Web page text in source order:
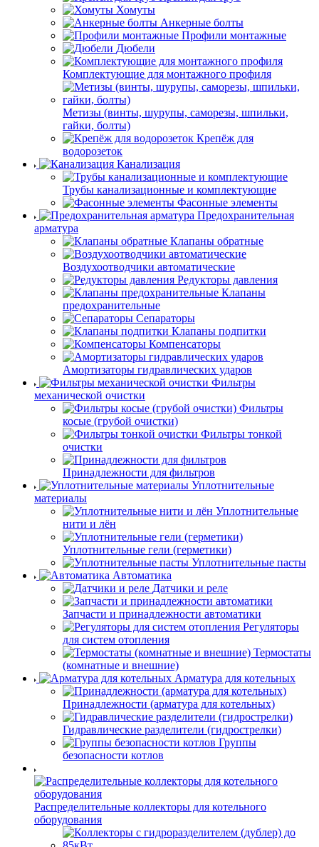
Хомуты
Анкерные болты
Профили монтажные
Дюбели
Комплектующие для монтажного профиля
Метизы (винты, шурупы, саморезы, шпильки,
гайки, болты)
Крепёж для
водорозеток
Канализация
Трубы канализационные и комплектующие
Фасонные элементы
Предохранительная
арматура
Клапаны обратные
Воздухоотводчики автоматические
Редукторы давления
Клапаны
предохранительные
Сепараторы
Клапаны подпитки
Компенсаторы
Амортизаторы гидравлических ударов
Фильтры
механической очистки
Фильтры
косые (грубой очистки)
Фильтры тонкой
очистки
Принадлежности для фильтров
Уплотнительные
материалы
Уплотнительные
нити и лён
Уплотнительные гели (герметики)
Уплотнительные пасты
Автоматика
Датчики и реле
Запчасти и принадлежности автоматики
Регуляторы
для систем отопления
Термостаты
(комнатные и внешние)
Арматура для котельных
Принадлежности (арматура для котельных)
Гидравлические разделители (гидрострелки)
Группы
безопасности котлов
Распределительные коллекторы для котельного
оборудования